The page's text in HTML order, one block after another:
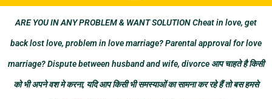
ARE YOU IN ANY PROBLEM & WANT SOLUTION Cheat in love, get
back lost love, problem in love marriage? Parental approval for love
marriage? Dispute between husband and wife, divorce आप चाहते है किसी
को भी अपने वश मे करना, यदि आप किसी भी समस्याओं का सामना कर रहे हैं तो बस हमसे